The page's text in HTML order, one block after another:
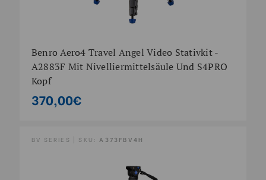
Benro Aero4 Travel Angel Video Stativkit -
A2883F Mit Nivelliermittelsäule Und S4PRO
Kopf
370,00€
BV SERIES | SKU:A373FBV4H